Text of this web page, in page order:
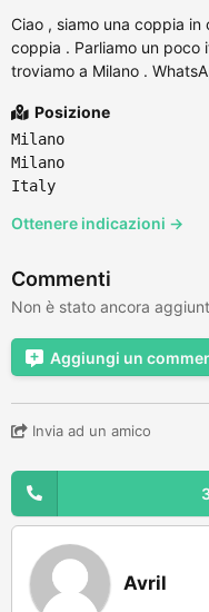
Ciao , siamo una coppia
coppia . Parliamo un poco
troviamo a Milano .
Posizione
Milano
Milano
Italy
Ottenere indicazioni →
Commenti
Non è stato ancora
Aggiungi un
Invia ad un amico
Avril